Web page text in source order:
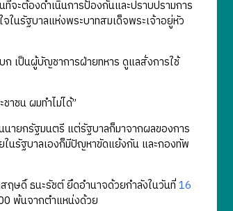
จะต้องดำเนินการป้องกันและปราบปรามการ
ในรัฐบาลแห่งพระบาทสมเด็จพระเจ้าอยู่หัว
เป็นผู้บัญชาการฝ่ายทหาร ดูแลสั่งการใช้
าชน ผมทำไม่ได้”
ายกรัฐมนตรี แต่รัฐบาลก็มาจากผลของการ
นรัฐบาลเองก็มีปัญหาขัดแย้งกัน และกองทัพ
ษดิ์ ธนะรัชต์ ยึดอำนาจด้วยกำลังในวันที่16
พ้นจากตำแหน่งด้วย